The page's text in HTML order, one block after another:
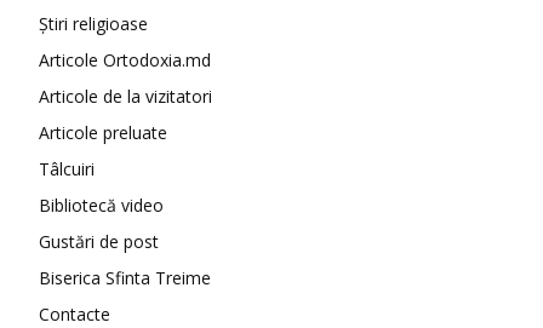
Știri religioase
Articole Ortodoxia.md
Articole de la vizitatori
Articole preluate
Tâlcuiri
Bibliotecă video
Gustări de post
Biserica Sfinta Treime
Contacte